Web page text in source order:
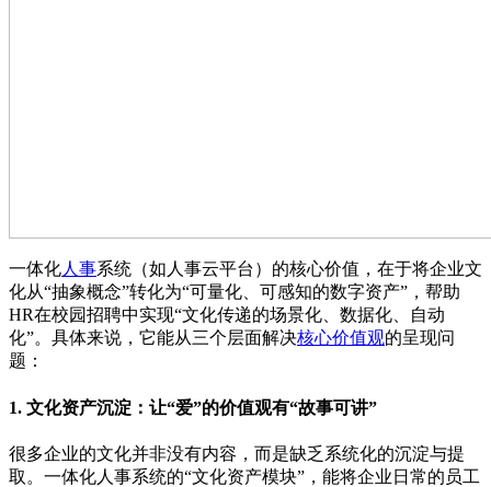
一体化人事系统（如人事云平台）的核心价值，在于将企业文
化从“抽象概念”转化为“可量化、可感知的数字资产”，帮助
HR在校园招聘中实现“文化传递的场景化、数据化、自动
化”。具体来说，它能从三个层面解决核心价值观的呈现问
题：
1. 文化资产沉淀：让“爱”的价值观有“故事可讲”
很多企业的文化并非没有内容，而是缺乏系统化的沉淀与提
取。一体化人事系统的“文化资产模块”，能将企业日常的员工